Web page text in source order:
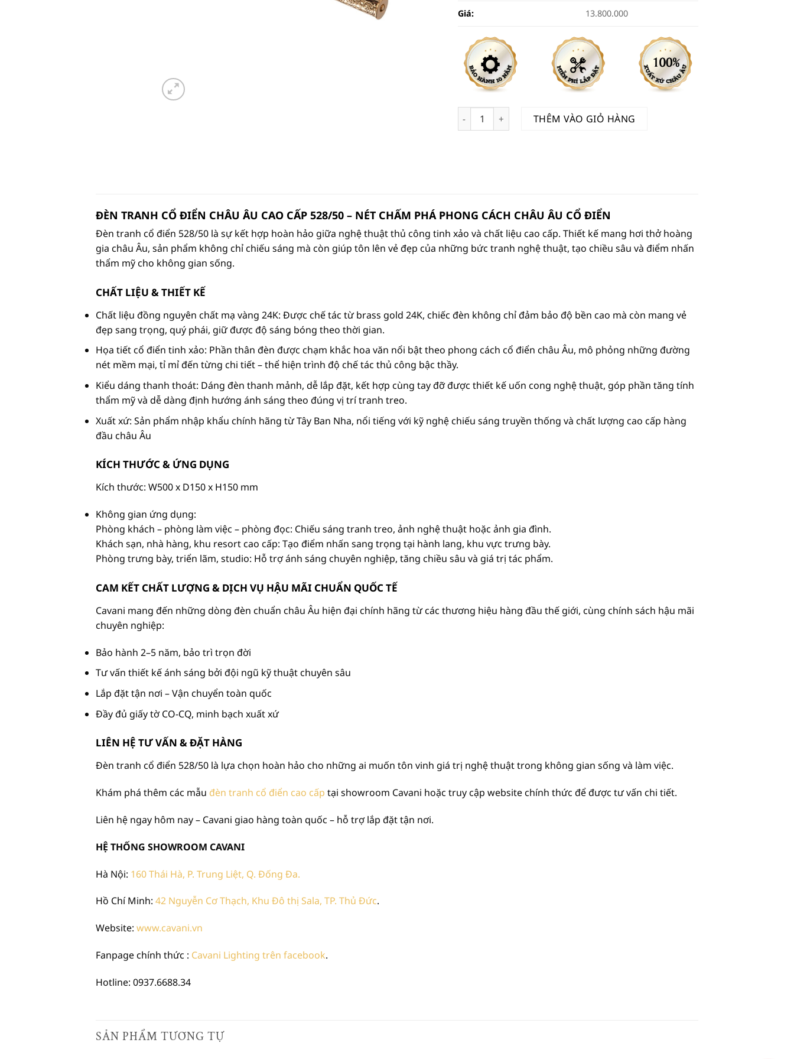
Giá: 13.800.000
Đèn Tranh Cổ Điển Châu Âu Cao Cấp 528/50 số lượng
THÊM VÀO GIỎ HÀNG
ĐÈN TRANH CỔ ĐIỂN CHÂU ÂU CAO CẤP 528/50 – NÉT CHẤM PHÁ PHONG CÁCH CHÂU ÂU CỔ ĐIỂN
Đèn tranh cổ điển 528/50 là sự kết hợp hoàn hảo giữa nghệ thuật thủ công tinh xảo và chất liệu cao cấp. Thiết kế mang hơi thở hoàng
gia châu Âu, sản phẩm không chỉ chiếu sáng mà còn giúp tôn lên vẻ đẹp của những bức tranh nghệ thuật, tạo chiều sâu và điểm nhấn
thẩm mỹ cho không gian sống.
CHẤT LIỆU & THIẾT KẾ
Chất liệu đồng nguyên chất mạ vàng 24K: Được chế tác từ brass gold 24K, chiếc đèn không chỉ đảm bảo độ bền cao mà còn mang vẻ
đẹp sang trọng, quý phái, giữ được độ sáng bóng theo thời gian.
Họa tiết cổ điển tinh xảo: Phần thân đèn được chạm khắc hoa văn nổi bật theo phong cách cổ điển châu Âu, mô phỏng những đường
nét mềm mại, tỉ mỉ đến từng chi tiết – thể hiện trình độ chế tác thủ công bậc thầy.
Kiểu dáng thanh thoát: Dáng đèn thanh mảnh, dễ lắp đặt, kết hợp cùng tay đỡ được thiết kế uốn cong nghệ thuật, góp phần tăng tính
thẩm mỹ và dễ dàng định hướng ánh sáng theo đúng vị trí tranh treo.
Xuất xứ: Sản phẩm nhập khẩu chính hãng từ Tây Ban Nha, nổi tiếng với kỹ nghệ chiếu sáng truyền thống và chất lượng cao cấp hàng
đầu châu Âu
KÍCH THƯỚC & ỨNG DỤNG
Kích thước: W500 x D150 x H150 mm
Không gian ứng dụng:
Phòng khách – phòng làm việc – phòng đọc: Chiếu sáng tranh treo, ảnh nghệ thuật hoặc ảnh gia đình.
Khách sạn, nhà hàng, khu resort cao cấp: Tạo điểm nhấn sang trọng tại hành lang, khu vực trưng bày.
Phòng trưng bày, triển lãm, studio: Hỗ trợ ánh sáng chuyên nghiệp, tăng chiều sâu và giá trị tác phẩm.
CAM KẾT CHẤT LƯỢNG & DỊCH VỤ HẬU MÃI CHUẨN QUỐC TẾ
Cavani mang đến những dòng đèn chuẩn châu Âu hiện đại chính hãng từ các thương hiệu hàng đầu thế giới, cùng chính sách hậu mãi
chuyên nghiệp:
Bảo hành 2–5 năm, bảo trì trọn đời
Tư vấn thiết kế ánh sáng bởi đội ngũ kỹ thuật chuyên sâu
Lắp đặt tận nơi – Vận chuyển toàn quốc
Đầy đủ giấy tờ CO-CQ, minh bạch xuất xứ
LIÊN HỆ TƯ VẤN & ĐẶT HÀNG
Đèn tranh cổ điển 528/50 là lựa chọn hoàn hảo cho những ai muốn tôn vinh giá trị nghệ thuật trong không gian sống và làm việc.
Khám phá thêm các mẫu đèn tranh cổ điển cao cấp tại showroom Cavani hoặc truy cập website chính thức để được tư vấn chi tiết.
Liên hệ ngay hôm nay – Cavani giao hàng toàn quốc – hỗ trợ lắp đặt tận nơi.
HỆ THỐNG SHOWROOM CAVANI
Hà Nội: 160 Thái Hà, P. Trung Liệt, Q. Đống Đa.
Hồ Chí Minh: 42 Nguyễn Cơ Thạch, Khu Đô thị Sala, TP. Thủ Đức.
Website: www.cavani.vn
Fanpage chính thức : Cavani Lighting trên facebook.
Hotline: 0937.6688.34
SẢN PHẨM TƯƠNG TỰ